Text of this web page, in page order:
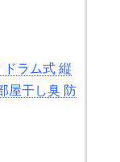
ドラム式 縦
屋干し臭 防